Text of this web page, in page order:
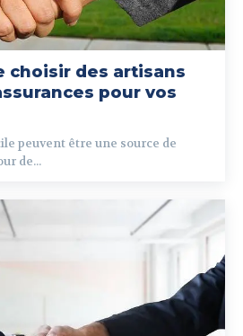
choisir des artisans
pour vos
peuvent être une source de
de...